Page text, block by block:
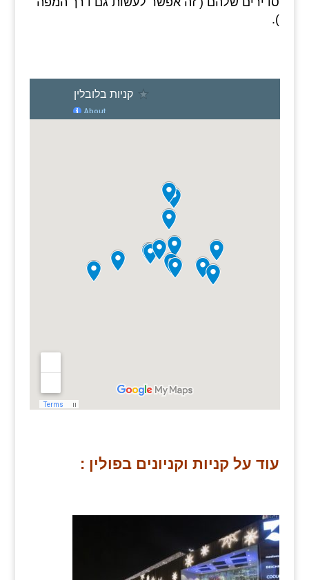
).
עוד על קניות וקניונים בפולין :